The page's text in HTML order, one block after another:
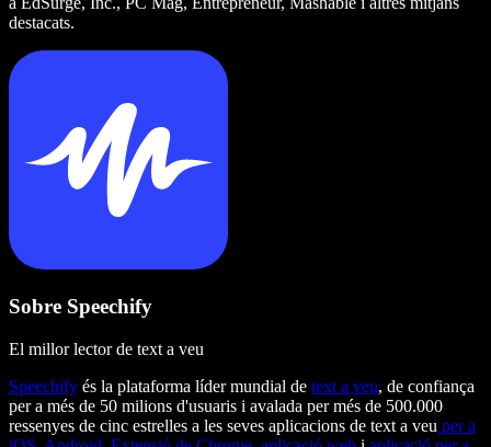
destacats.
Sobre Speechify
El millor lector de text a veu
Speechify és la plataforma líder mundial de text a veu, de confiança
per a més de 50 milions d'usuaris i avalada per més de 500.000
ressenyes de cinc estrelles a les seves aplicacions de text a veu per a